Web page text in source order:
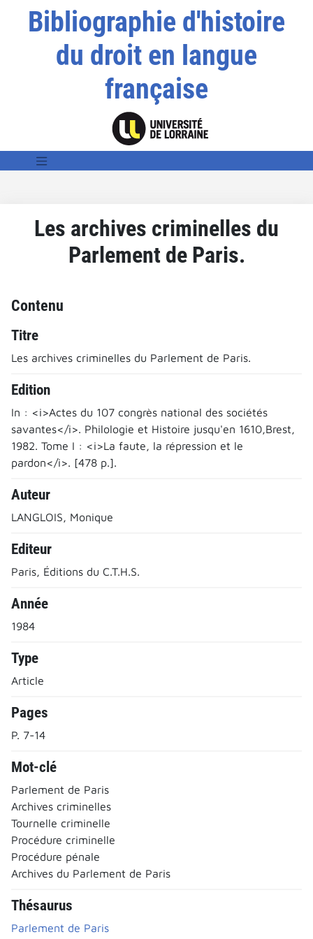
Bibliographie d'histoire
du droit en langue
française
Les archives criminelles du
Parlement de Paris.
Contenu
Titre
Les archives criminelles du Parlement de Paris.
Edition
In : <i>Actes du 107 congrès national des sociétés
savantes</i>. Philologie et Histoire jusqu'en 1610,Brest,
1982. Tome I : <i>La faute, la répression et le
pardon</i>. [478 p.].
Auteur
LANGLOIS, Monique
Editeur
Paris, Éditions du C.T.H.S.
Année
1984
Type
Article
Pages
P. 7-14
Mot-clé
Parlement de Paris
Archives criminelles
Tournelle criminelle
Procédure criminelle
Procédure pénale
Archives du Parlement de Paris
Thésaurus
Parlement de Paris